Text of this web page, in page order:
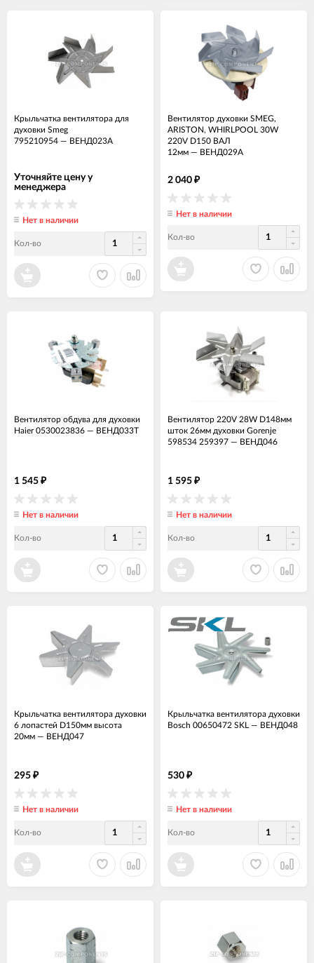
Крыльчатка вентилятора для
духовки Smeg
795210954 — ВЕНД023А
Уточняйте цену у
менеджера
Нет в наличии
Кол-во
Вентилятор духовки SMEG,
ARISTON, WHIRLPOOL 30W
220V D150 ВАЛ
12мм — ВЕНД029А
2 040 ₽
Нет в наличии
Кол-во
Вентилятор обдува для духовки
Haier 0530023836 — ВЕНД033Т
1 545 ₽
Нет в наличии
Кол-во
Вентилятор 220V 28W D148мм
шток 26мм духовки Gorenje
598534 259397 — ВЕНД046
1 595 ₽
Нет в наличии
Кол-во
Крыльчатка вентилятора духовки
6 лопастей D150мм высота
20мм — ВЕНД047
295 ₽
Нет в наличии
Кол-во
Крыльчатка вентилятора духовки
Bosch 00650472 SKL — ВЕНД048
530 ₽
Нет в наличии
Кол-во